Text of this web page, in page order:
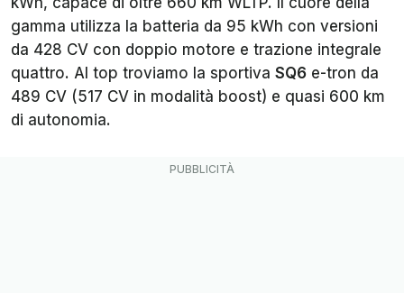
gamma utilizza la batteria da 95 kWh con versioni
da 428 CV con doppio motore e trazione integrale
quattro. Al top troviamo la sportiva SQ6 e-tron da
489 CV (517 CV in modalità boost) e quasi 600 km
di autonomia.